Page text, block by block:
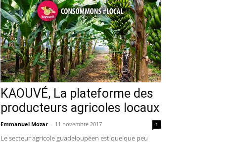
KAOUVÉ, La plateforme des
producteurs agricoles locaux
Emmanuel Mozar - 11 novembre 2017 1
Le secteur agricole guadeloupéen est quelque peu